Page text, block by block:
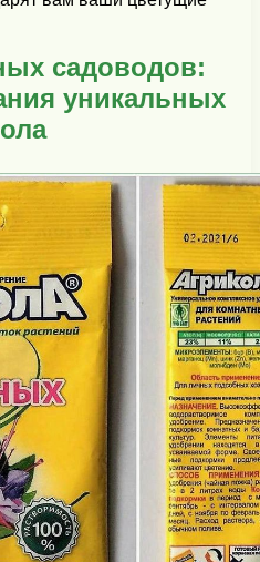
садоводов:
уникальных